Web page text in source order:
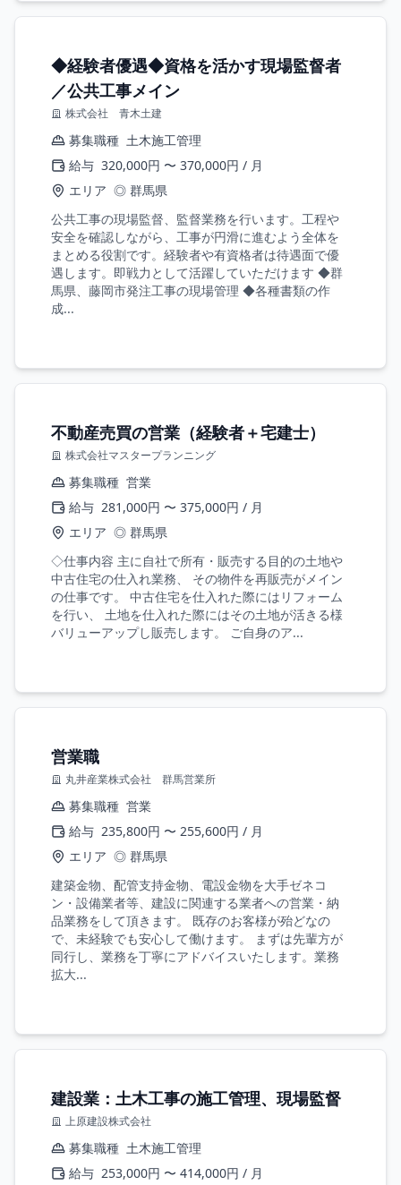
◆経験者優遇◆資格を活かす現場監督者
／公共工事メイン
株式会社 青木土建
募集職種 土木施工管理
給与 320,000円 〜 370,000円 / 月
エリア ◎ 群馬県
公共工事の現場監督、監督業務を行います。工程や
安全を確認しながら、工事が円滑に進むよう全体を
まとめる役割です。経験者や有資格者は待遇面で優
遇します。即戦力として活躍していただけます ◆群
馬県、藤岡市発注工事の現場管理 ◆各種書類の作
成...
不動産売買の営業（経験者＋宅建士）
株式会社マスタープランニング
募集職種 営業
給与 281,000円 〜 375,000円 / 月
エリア ◎ 群馬県
◇仕事内容 主に自社で所有・販売する目的の土地や
中古住宅の仕入れ業務、 その物件を再販売がメイン
の仕事です。 中古住宅を仕入れた際にはリフォーム
を行い、 土地を仕入れた際にはその土地が活きる様
バリューアップし販売します。 ご自身のア...
営業職
丸井産業株式会社 群馬営業所
募集職種 営業
給与 235,800円 〜 255,600円 / 月
エリア ◎ 群馬県
建築金物、配管支持金物、電設金物を大手ゼネコ
ン・設備業者等、建設に関連する業者への営業・納
品業務をして頂きます。 既存のお客様が殆どなの
で、未経験でも安心して働けます。 まずは先輩方が
同行し、業務を丁寧にアドバイスいたします。業務
拡大...
建設業：土木工事の施工管理、現場監督
上原建設株式会社
募集職種 土木施工管理
給与 253,000円 〜 414,000円 / 月